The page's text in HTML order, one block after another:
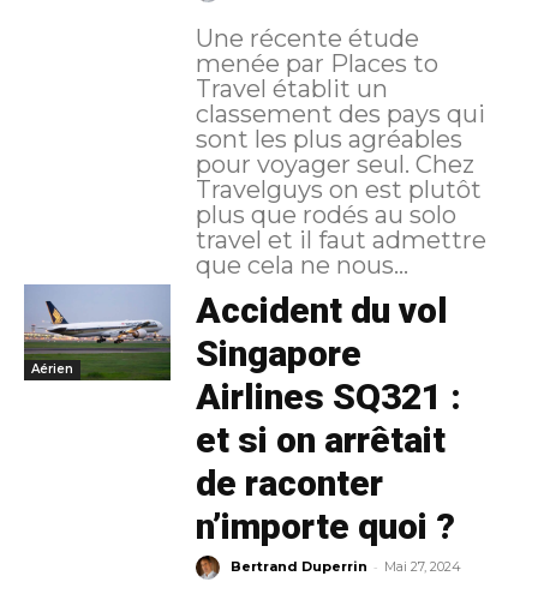
Une récente étude
menée par Places to
Travel établit un
classement des pays qui
sont les plus agréables
pour voyager seul. Chez
Travelguys on est plutôt
plus que rodés au solo
travel et il faut admettre
que cela ne nous...
Aérien
Accident du vol
Singapore
Airlines SQ321 :
et si on arrêtait
de raconter
n’importe quoi ?
Bertrand Duperrin - Mai 27, 2024